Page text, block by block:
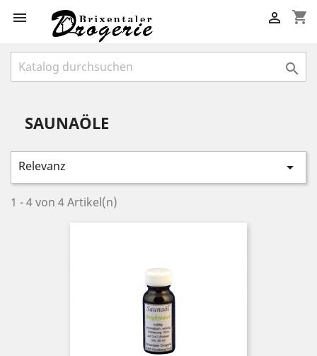
 shopping_cart


SAUNAÖLE
Relevanz 
1 - 4 von 4 Artikel(n)